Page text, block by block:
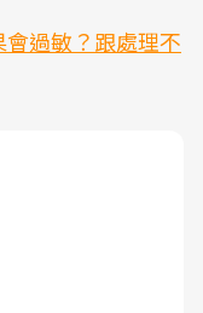
過敏？跟處理不